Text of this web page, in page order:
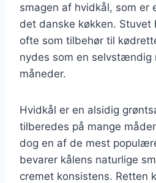
smagen af hvidkål, som er
det danske køkken. Stuvet
ofte som tilbehør til
nydes som en
måneder.
Hvidkål er en alsidig
tilberedes på mange
dog en af de mest
bevarer kålens naturlige
cremet konsistens. Retten